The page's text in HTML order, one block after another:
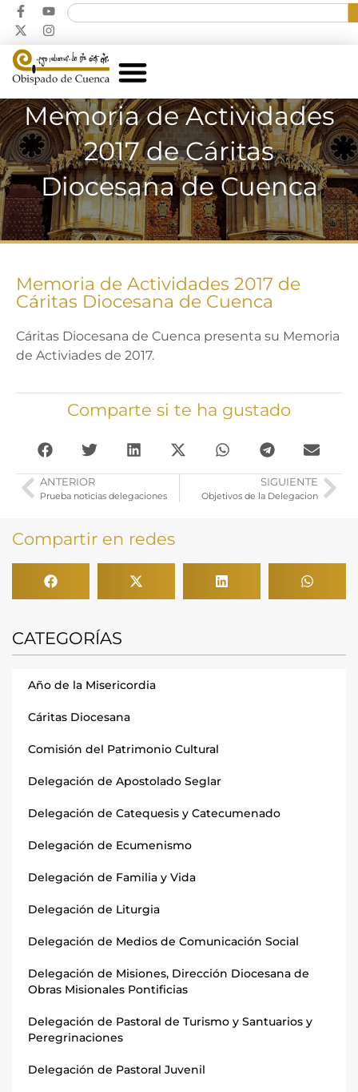
Memoria de Actividades
2017 de Cáritas
Diocesana de Cuenca
Memoria de Actividades 2017 de
Cáritas Diocesana de Cuenca
Cáritas Diocesana de Cuenca presenta su Memoria
de Activiades de 2017.
Comparte si te ha gustado
ANTERIOR
Prueba noticias delegaciones
SIGUIENTE
Objetivos de la Delegacion
Compartir en redes
CATEGORÍAS
Año de la Misericordia
Cáritas Diocesana
Comisión del Patrimonio Cultural
Delegación de Apostolado Seglar
Delegación de Catequesis y Catecumenado
Delegación de Ecumenismo
Delegación de Familia y Vida
Delegación de Liturgia
Delegación de Medios de Comunicación Social
Delegación de Misiones, Dirección Diocesana de
Obras Misionales Pontificias
Delegación de Pastoral de Turismo y Santuarios y
Peregrinaciones
Delegación de Pastoral Juvenil